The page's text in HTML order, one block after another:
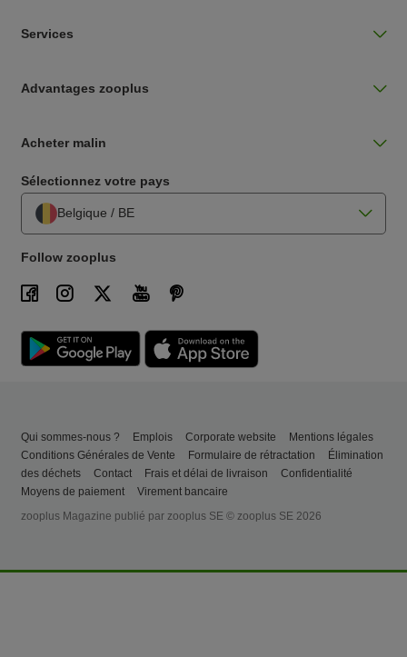
Services
Advantages zooplus
Acheter malin
Sélectionnez votre pays
Belgique / BE
Follow zooplus
Qui sommes-nous ? Emplois Corporate website
Mentions légales
Conditions Générales de Vente
Formulaire de rétractation
Élimination
des déchets
Contact Frais et délai de livraison
Confidentialité
Moyens de paiement
Virement bancaire
zooplus Magazine publié par zooplus SE © zooplus SE 2026